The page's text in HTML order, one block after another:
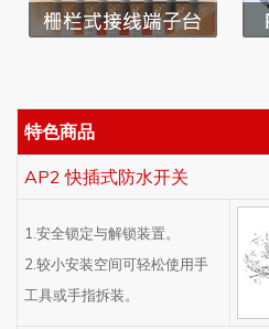
特色商品
AP2 快插式防水开关
1.安全锁定与解锁装置。
2.较小安装空间可轻松使用手
工具或手指拆装。